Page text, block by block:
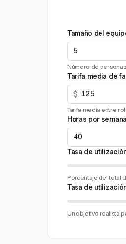
Tamaño del
Número de
Tarifa media de
$
Tarifa media entre
Horas por
Tasa de
Porcentaje del total
Tasa de
Un objetivo realista